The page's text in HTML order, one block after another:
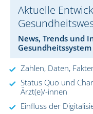
Aktuelle
News, Trends und
Gesundheitssystem
Zahlen, Daten,
Status Quo und
Ärzt(e)/-innen
Einfluss der